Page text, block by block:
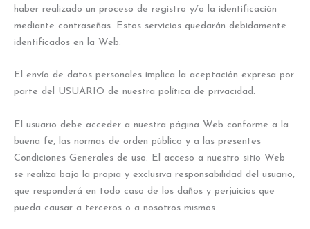
haber realizado un proceso de registro y/o la identificación
mediante contraseñas. Estos servicios quedarán debidamente
identificados en la Web.
El envío de datos personales implica la aceptación expresa por
parte del USUARIO de nuestra política de privacidad.
El usuario debe acceder a nuestra página Web conforme a la
buena fe, las normas de orden público y a las presentes
Condiciones Generales de uso. El acceso a nuestro sitio Web
se realiza bajo la propia y exclusiva responsabilidad del usuario,
que responderá en todo caso de los daños y perjuicios que
pueda causar a terceros o a nosotros mismos.